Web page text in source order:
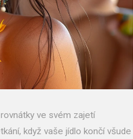
ve svém zajetí
když vaše jídlo končí všude